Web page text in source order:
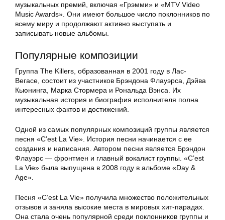
музыкальных премий, включая «Грэмми» и «MTV Video
Music Awards». Они имеют большое число поклонников по
всему миру и продолжают активно выступать и
записывать новые альбомы.
Популярные композиции
Группа The Killers, образованная в 2001 году в Лас-
Вегасе, состоит из участников Брэндона Флауэрса, Дэйва
Кьюнинга, Марка Стормера и Рональда Вэнса. Их
музыкальная история и биография исполнителя полна
интересных фактов и достижений.
Одной из самых популярных композиций группы является
песня «C’est La Vie». История песни начинается с ее
создания и написания. Автором песни является Брэндон
Флауэрс — фронтмен и главный вокалист группы. «C’est
La Vie» была выпущена в 2008 году в альбоме «Day &
Age».
Песня «C’est La Vie» получила множество положительных
отзывов и заняла высокие места в мировых хит-парадах.
Она стала очень популярной среди поклонников группы и